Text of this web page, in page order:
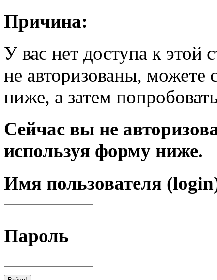
Причина:
У вас нет доступа к
не авторизованы, можете
ниже, а затем
Сейчас вы не
используя форму ниже.
Имя пользователя
Пароль